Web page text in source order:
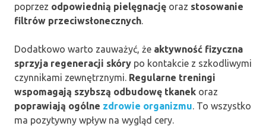
poprzez odpowiednią pielęgnację oraz stosowanie
filtrów przeciwsłonecznych.
Dodatkowo warto zauważyć, że aktywność fizyczna
sprzyja regeneracji skóry po kontakcie z szkodliwymi
czynnikami zewnętrznymi. Regularne treningi
wspomagają szybszą odbudowę tkanek oraz
poprawiają ogólne zdrowie organizmu. To wszystko
ma pozytywny wpływ na wygląd cery.